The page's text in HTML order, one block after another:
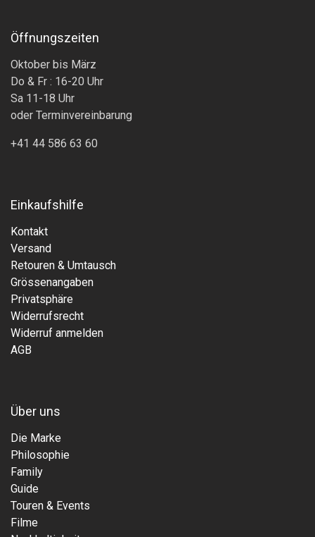
Öffnungszeiten
Oktober bis März
Do & Fr : 16-20 Uhr
Sa 11-18 Uhr
oder Terminvereinbarung
+41 44 586 63 60
Einkaufshilfe
Kontakt
Versand
Retouren & Umtausch
Grössenangaben
Privatsphäre
Widerrufsrecht
Widerruf anmelden
AGB
Über uns
Die Marke
Philosophie
Family
Guide
Touren & Events
Filme